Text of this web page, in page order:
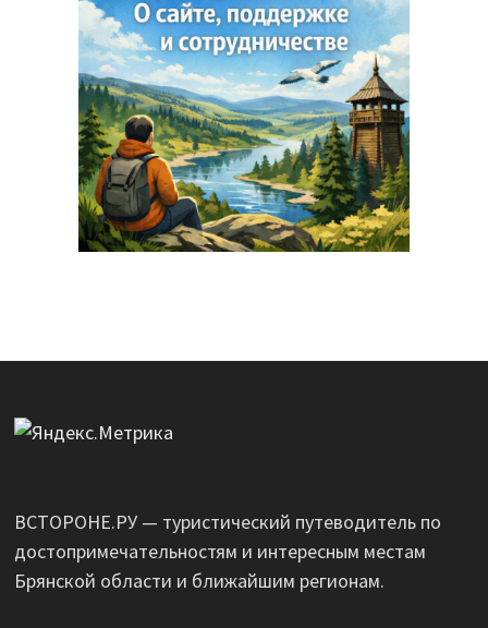
ВСТОРОНЕ.РУ — туристический путеводитель по
достопримечательностям и интересным местам
Брянской области и ближайшим регионам.